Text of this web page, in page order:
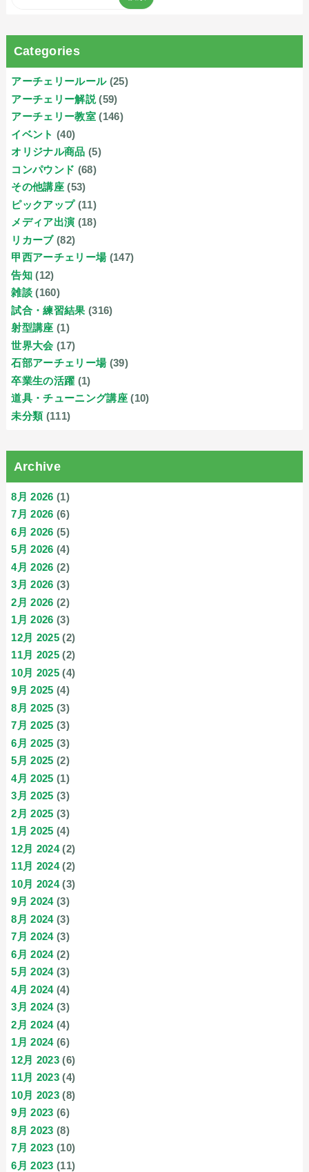
Categories
アーチェリールール (25)
アーチェリー解説 (59)
アーチェリー教室 (146)
イベント (40)
オリジナル商品 (5)
コンパウンド (68)
その他講座 (53)
ピックアップ (11)
メディア出演 (18)
リカーブ (82)
甲西アーチェリー場 (147)
告知 (12)
雑談 (160)
試合・練習結果 (316)
射型講座 (1)
世界大会 (17)
石部アーチェリー場 (39)
卒業生の活躍 (1)
道具・チューニング講座 (10)
未分類 (111)
Archive
8月 2026 (1)
7月 2026 (6)
6月 2026 (5)
5月 2026 (4)
4月 2026 (2)
3月 2026 (3)
2月 2026 (2)
1月 2026 (3)
12月 2025 (2)
11月 2025 (2)
10月 2025 (4)
9月 2025 (4)
8月 2025 (3)
7月 2025 (3)
6月 2025 (3)
5月 2025 (2)
4月 2025 (1)
3月 2025 (3)
2月 2025 (3)
1月 2025 (4)
12月 2024(2)
11月 2024(2)
10月 2024(3)
9月 2024(3)
8月 2024(3)
7月 2024(3)
6月 2024(2)
5月 2024(3)
4月 2024(4)
3月 2024(3)
2月 2024(4)
1月 2024(6)
12月 2023 (6)
11月 2023 (4)
10月 2023 (8)
9月 2023 (6)
8月 2023 (8)
7月 2023 (10)
6月 2023 (11)